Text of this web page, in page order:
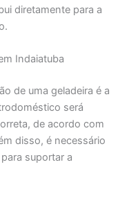
diretamente para a
Indaiatuba
de uma geladeira é a
será
de acordo com
disso, é necessário
suportar a